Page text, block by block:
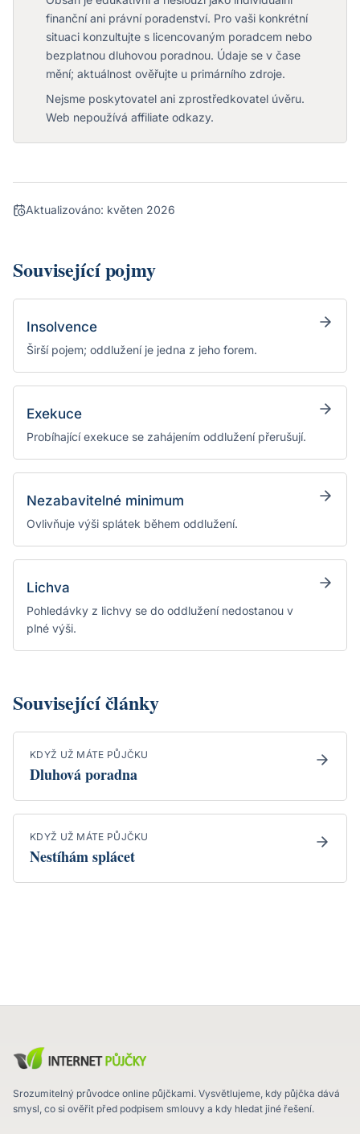
finanční ani právní poradenství. Pro vaši konkrétní
situaci konzultujte s licencovaným poradcem nebo
bezplatnou dluhovou poradnou. Údaje se v čase
mění; aktuálnost ověřujte u primárního zdroje.
Nejsme poskytovatel ani zprostředkovatel úvěru.
Web nepoužívá affiliate odkazy.
Aktualizováno: květen 2026
Související pojmy
Insolvence
Širší pojem; oddlužení je jedna z jeho forem.
Exekuce
Probíhající exekuce se zahájením oddlužení přerušují.
Nezabavitelné minimum
Ovlivňuje výši splátek během oddlužení.
Lichva
Pohledávky z lichvy se do oddlužení nedostanou v
plné výši.
Související články
KDYŽ UŽ MÁTE PŮJČKU
Dluhová poradna
KDYŽ UŽ MÁTE PŮJČKU
Nestíhám splácet
Srozumitelný průvodce online půjčkami. Vysvětlujeme, kdy půjčka dává
smysl, co si ověřit před podpisem smlouvy a kdy hledat jiné řešení.